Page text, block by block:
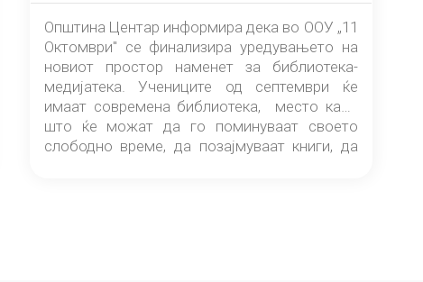
од септември
Општина Центар информира дека во ООУ „11
Октомври" се финализира уредувањето на
новиот простор наменет за библиотека-
медијатека. Учениците од септември ќе
имаат современа библиотека, место каде
што ќе можат да го поминуваат своето
слободно време, да позајмуваат книги, да